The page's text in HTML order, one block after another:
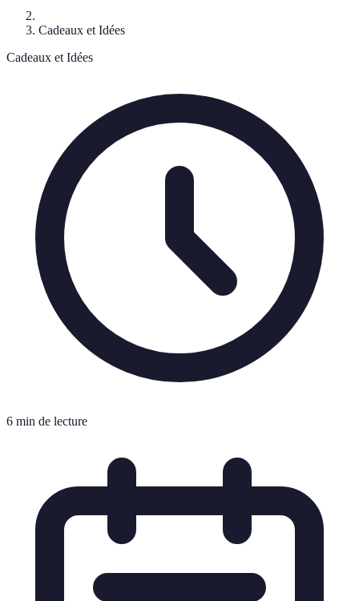
Cadeaux et Idées
Cadeaux et Idées
6 min de lecture